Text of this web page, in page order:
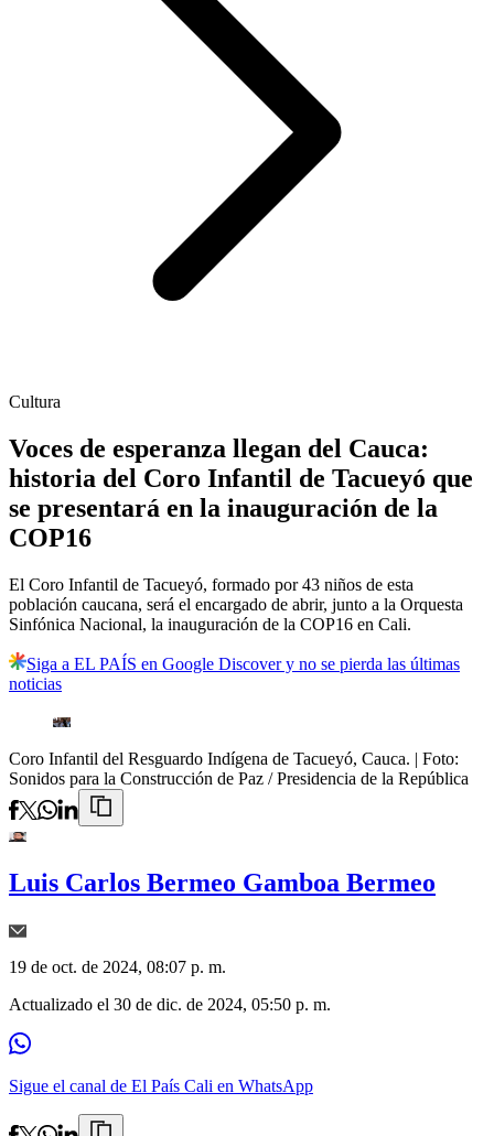
Cultura
Voces de esperanza llegan del Cauca:
historia del Coro Infantil de Tacueyó que
se presentará en la inauguración de la
COP16
El Coro Infantil de Tacueyó, formado por 43 niños de esta
población caucana, será el encargado de abrir, junto a la Orquesta
Sinfónica Nacional, la inauguración de la COP16 en Cali.
Siga a EL PAÍS en Google Discover y no se pierda las últimas
noticias
Coro Infantil del Resguardo Indígena de Tacueyó, Cauca. | Foto:
Sonidos para la Construcción de Paz / Presidencia de la República
Luis Carlos Bermeo Gamboa Bermeo
19 de oct. de 2024, 08:07 p. m.
Actualizado el 30 de dic. de 2024, 05:50 p. m.
Sigue el canal de El País Cali en WhatsApp